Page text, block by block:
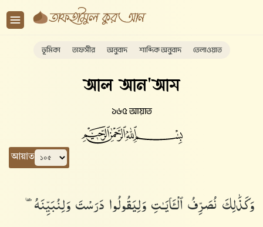
ভূমিকা তাফসীর অনুবাদ শাব্দিক অনুবাদ তেলাওয়াত
আল আন'আম
১৬৫ আয়াত
আয়াত
وَكَذَٰلِكَ نُصَرِّفُ ٱلْـَٔايَـٰتِ وَلِيَقُولُوا۟ دَرَسْتَ وَلِنُبَيِّنَهُۥ